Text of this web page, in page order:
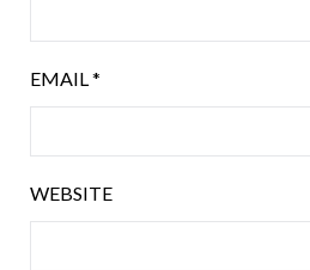
EMAIL *
WEBSITE